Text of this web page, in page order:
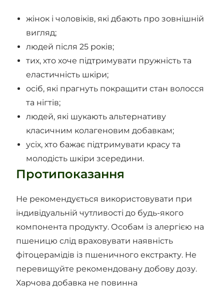
жінок і чоловіків, які дбають про зовнішній
вигляд;
людей після 25 років;
тих, хто хоче підтримувати пружність та
еластичність шкіри;
осіб, які прагнуть покращити стан волосся
та нігтів;
людей, які шукають альтернативу
класичним колагеновим добавкам;
усіх, хто бажає підтримувати красу та
молодість шкіри зсередини.
Протипоказання
Не рекомендується використовувати при
індивідуальній чутливості до будь-якого
компонента продукту. Особам із алергією на
пшеницю слід враховувати наявність
фітоцерамідів із пшеничного екстракту. Не
перевищуйте рекомендовану добову дозу.
Харчова добавка не повинна